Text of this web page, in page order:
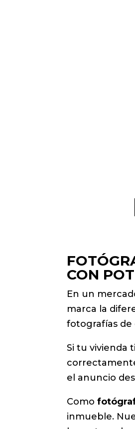
CON
En un
marca la
fotografías de
Si tu vivienda
el anuncio
Como
inmueble.